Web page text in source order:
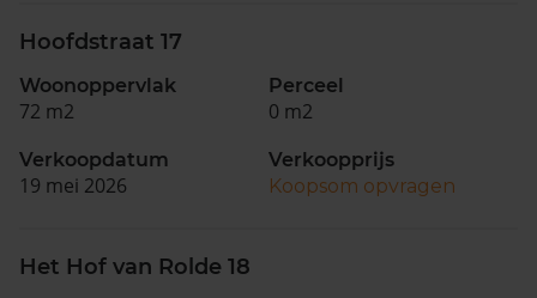
Hoofdstraat 17
Woonoppervlak
72 m2
Perceel
0 m2
Verkoopdatum
19 mei 2026
Verkoopprijs
Koopsom opvragen
Het Hof van Rolde 18